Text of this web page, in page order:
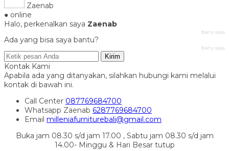
Zaenab
● online
Halo, perkenalkan saya Zaenab
baru saja
Ada yang bisa saya bantu?
baru saja
Kirim
Kontak Kami
Apabila ada yang ditanyakan, silahkan hubungi kami melalui
kontak di bawah ini.
Call Center 087769684700
Whatsapp Zaenab 6287769684700
Email milleniafurniturebali@gmail.com
Buka jam 08.30 s/d jam 17.00 , Sabtu jam 08.30 s/d jam
14.00- Minggu & Hari Besar tutup